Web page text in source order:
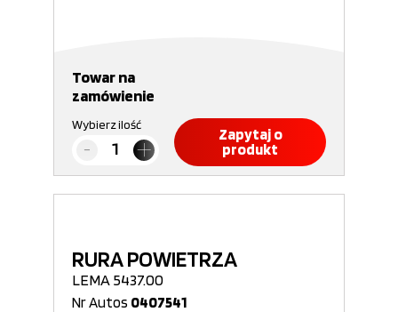
Towar na
zamówienie
Wybierz ilość
Zapytaj o
produkt
RURA POWIETRZA
LEMA 5437.00
Nr Autos 0407541